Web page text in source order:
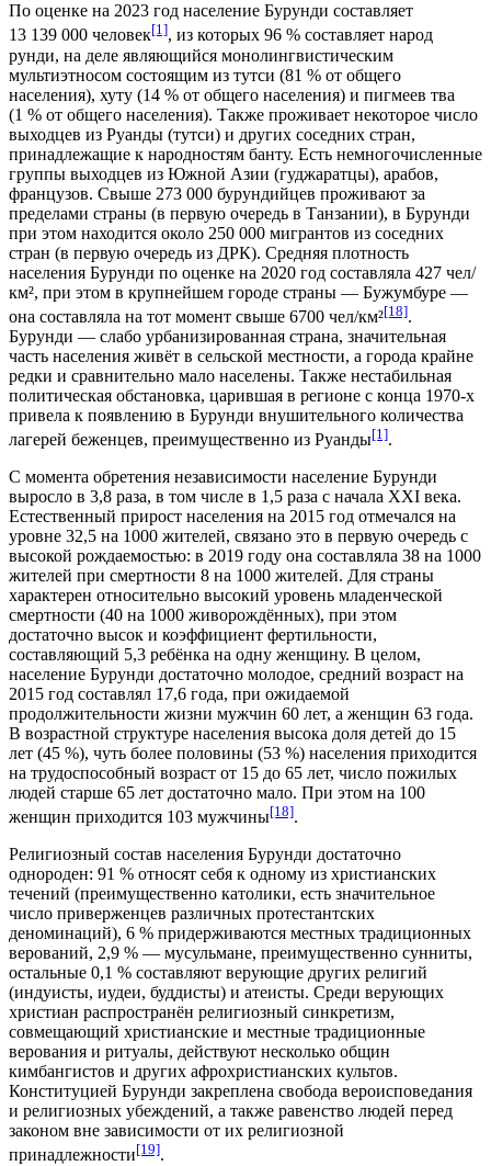
По оценке на 2023 год население Бурунди составляет
13 139 000 человек[1], из которых 96 % составляет народ
рунди, на деле являющийся монолингвистическим
мультиэтносом состоящим из тутси (81 % от общего
населения), хуту (14 % от общего населения) и пигмеев тва
(1 % от общего населения). Также проживает некоторое число
выходцев из Руанды (тутси) и других соседних стран,
принадлежащие к народностям банту. Есть немногочисленные
группы выходцев из Южной Азии (гуджаратцы), арабов,
французов. Свыше 273 000 бурундийцев проживают за
пределами страны (в первую очередь в Танзании), в Бурунди
при этом находится около 250 000 мигрантов из соседних
стран (в первую очередь из ДРК). Средняя плотность
населения Бурунди по оценке на 2020 год составляла 427 чел/
км², при этом в крупнейшем городе страны — Бужумбуре —
она составляла на тот момент свыше 6700 чел/км²[18].
Бурунди — слабо урбанизированная страна, значительная
часть населения живёт в сельской местности, а города крайне
редки и сравнительно мало населены. Также нестабильная
политическая обстановка, царившая в регионе с конца 1970-х
привела к появлению в Бурунди внушительного количества
лагерей беженцев, преимущественно из Руанды[1].
С момента обретения независимости население Бурунди
выросло в 3,8 раза, в том числе в 1,5 раза с начала XXI века.
Естественный прирост населения на 2015 год отмечался на
уровне 32,5 на 1000 жителей, связано это в первую очередь с
высокой рождаемостью: в 2019 году она составляла 38 на 1000
жителей при смертности 8 на 1000 жителей. Для страны
характерен относительно высокий уровень младенческой
смертности (40 на 1000 живорождённых), при этом
достаточно высок и коэффициент фертильности,
составляющий 5,3 ребёнка на одну женщину. В целом,
население Бурунди достаточно молодое, средний возраст на
2015 год составлял 17,6 года, при ожидаемой
продолжительности жизни мужчин 60 лет, а женщин 63 года.
В возрастной структуре населения высока доля детей до 15
лет (45 %), чуть более половины (53 %) населения приходится
на трудоспособный возраст от 15 до 65 лет, число пожилых
людей старше 65 лет достаточно мало. При этом на 100
женщин приходится 103 мужчины[18].
Религиозный состав населения Бурунди достаточно
однороден: 91 % относят себя к одному из христианских
течений (преимущественно католики, есть значительное
число приверженцев различных протестантских
деноминаций), 6 % придерживаются местных традиционных
верований, 2,9 % — мусульмане, преимущественно сунниты,
остальные 0,1 % составляют верующие других религий
(индуисты, иудеи, буддисты) и атеисты. Среди верующих
христиан распространён религиозный синкретизм,
совмещающий христианские и местные традиционные
верования и ритуалы, действуют несколько общин
кимбангистов и других афрохристианских культов.
Конституцией Бурунди закреплена свобода вероисповедания
и религиозных убеждений, а также равенство людей перед
законом вне зависимости от их религиозной
принадлежности[19].